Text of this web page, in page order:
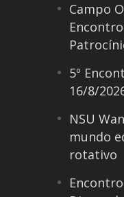
Campo
5º
16/8/
NSU
mundo
rotativo